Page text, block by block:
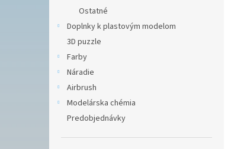
Ostatné
Doplnky k plastovým modelom
3D puzzle
Farby
Náradie
Airbrush
Modelárska chémia
Predobjednávky